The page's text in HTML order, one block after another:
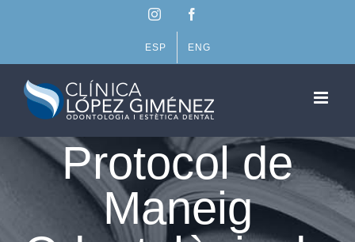
Instagram
ESP ENG
Protocol de
Maneig